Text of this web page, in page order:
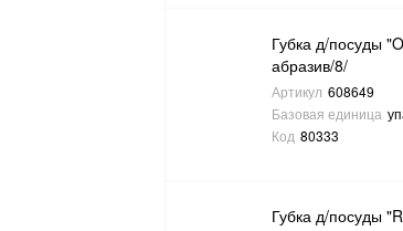
Губка д/посуды
абразив/8/
Артикул 608649
Базовая единица
Код 80333
Губка д/посуды